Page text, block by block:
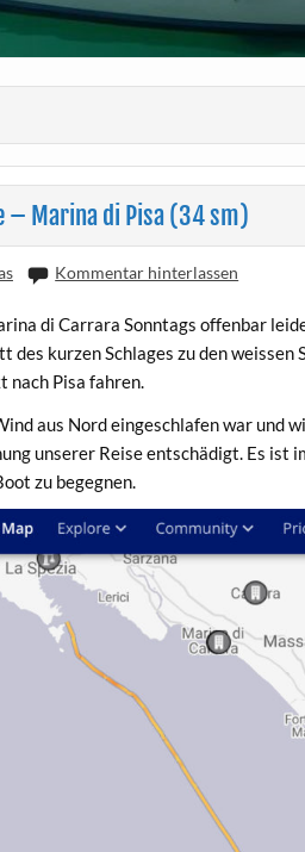
– Marina di Pisa (34 sm)
Kommentar hinterlassen
di Carrara Sonntags offenbar
des kurzen Schlages zu den
nach Pisa fahren.
aus Nord eingeschlafen war und
unserer Reise entschädigt. Es ist
zu begegnen.